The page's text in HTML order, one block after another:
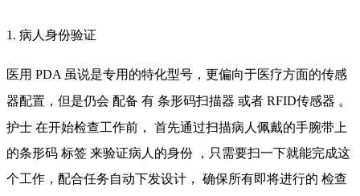
1. 病人身份验证
医用 PDA 虽说是专用的特化型号，更偏向于医疗方面的传感
器配置，但是仍会 配备 有 条形码扫描器 或者 RFID传感器 。
护士 在开始检查工作前，
首先通过扫描病人佩戴的手腕带上
的条形码 标签 来验证病人的身份 ，只需要扫一下就能完成这
个工作，配合任务自动下发设计，
确保所有即将进行的 检查